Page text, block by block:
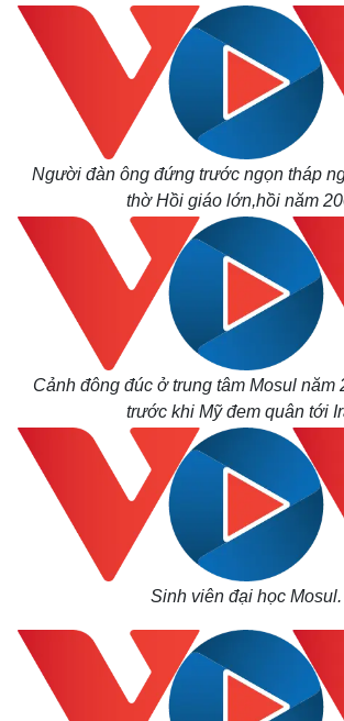
Người đàn ông đứng trước ngọn tháp
thờ Hồi giáo lớn,hồi năm
Cảnh đông đúc ở trung tâm Mosul năm
trước khi Mỹ đem quân tới
Sinh viên đại học Mosul.